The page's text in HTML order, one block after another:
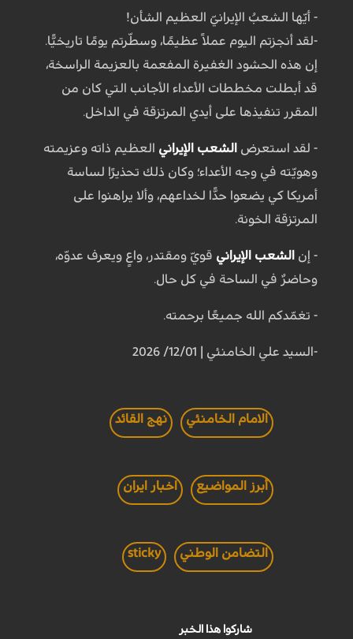
- أيّها الشعبُ الإيرانيّ العظيم الشأن!
-لقد أنجزتم اليوم عملاً عظيمًا، وسطّرتم يومًا تاريخيًّا.
إن هذه الحشود الغفيرة المفعمة بالعزيمة الراسخة،
قد أبطلت مخططات الأعداء الأجانب التي كان من
المقرر تنفيذها على أيدي المرتزقة في الداخل.
- لقد استعرض الشعب الإيراني العظيم ذاته وعزيمته
وهويّته في وجه الأعداء؛ وكان ذلك تحذيرًا لساسة
أمريكا كي يضعوا حدًّا لخداعهم، وألا يراهنوا على
المرتزقة الخونة.
- إن الشعب الإيراني قويّ ومقتدر، واعٍ ويعرف عدوّه،
وحاضرٌ في الساحة في كل حال.
- تغمّدكم الله جميعًا برحمته.
-السيد علي الخامنئي | 12/01/ 2026
الامام الخامنئي نهج القائد
أبرز المواضيع اخبار ايران
التضامن الوطني sticky
شاركوا هذا الخبر